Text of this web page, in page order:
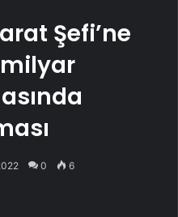
Şefi’ne
0 6